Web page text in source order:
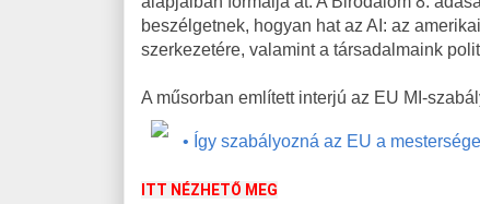
beszélgetnek, hogyan hat az AI: az
szerkezetére, valamint a társadalmaink
A műsorban említett interjú az EU MI-
• Így szabályozná az EU a
ITT NÉZHETŐ MEG